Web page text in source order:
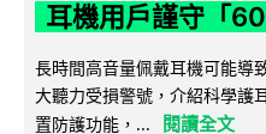
耳機用戶謹守「
長時間高音量佩戴耳機可能導
大聽力受損警號，介紹科學護
置防護功能，...
閱讀全文